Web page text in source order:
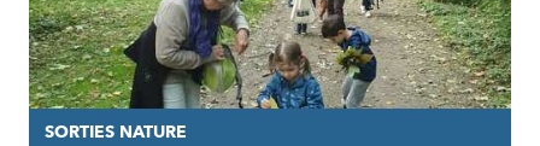
SORTIES NATURE